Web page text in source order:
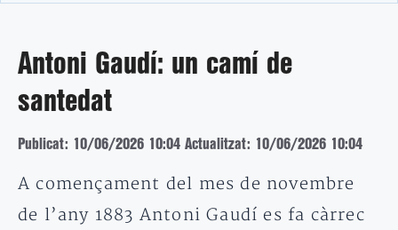
Antoni Gaudí: un camí de
santedat
Publicat: 10/06/2026 10:04 Actualitzat: 10/06/2026 10:04
A començament del mes de novembre
de l’any 1883 Antoni Gaudí es fa càrrec